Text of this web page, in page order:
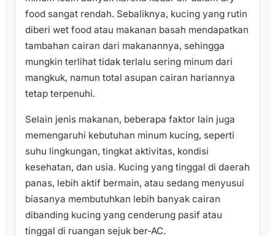
food sangat rendah. Sebaliknya, kucing yang rutin
diberi wet food atau makanan basah mendapatkan
tambahan cairan dari makanannya, sehingga
mungkin terlihat tidak terlalu sering minum dari
mangkuk, namun total asupan cairan hariannya
tetap terpenuhi.
Selain jenis makanan, beberapa faktor lain juga
memengaruhi kebutuhan minum kucing, seperti
suhu lingkungan, tingkat aktivitas, kondisi
kesehatan, dan usia. Kucing yang tinggal di daerah
panas, lebih aktif bermain, atau sedang menyusui
biasanya membutuhkan lebih banyak cairan
dibanding kucing yang cenderung pasif atau
tinggal di ruangan sejuk ber-AC.